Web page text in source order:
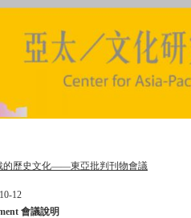
的歷史文化——東亞批判刊物會議
12
會議說明